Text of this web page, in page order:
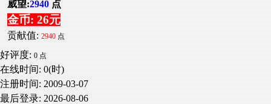
威望:2940 点
金币: 26元
贡献值: 2940 点
好评度: 0 点
在线时间: 0(时)
注册时间: 2009-03-07
最后登录: 2026-08-06